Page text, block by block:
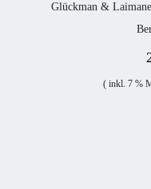
Glückman &
( inkl. 7 %